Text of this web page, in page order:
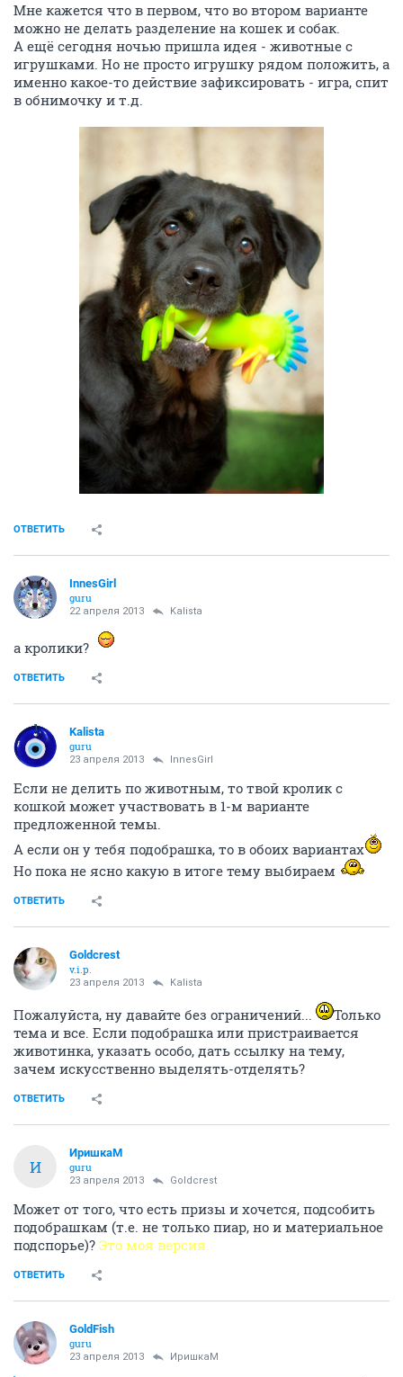
Мне кажется что в первом, что во втором варианте
можно не делать разделение на кошек и собак.
А ещё сегодня ночью пришла идея - животные с
игрушками. Но не просто игрушку рядом положить, а
именно какое-то действие зафиксировать - игра, спит
в обнимочку и т.д.
ОТВЕТИТЬ
InnesGirl
guru
22 апреля 2013 Kalista
а кролики?
ОТВЕТИТЬ
Kalista
guru
23 апреля 2013 InnesGirl
Если не делить по животным, то твой кролик с
кошкой может участвовать в 1-м варианте
предложенной темы.
А если он у тебя подобрашка, то в обоих вариантах
Но пока не ясно какую в итоге тему выбираем
ОТВЕТИТЬ
Goldcrest
v.i.p.
23 апреля 2013 Kalista
Пожалуйста, ну давайте без ограничений...
Только
тема и все. Если подобрашка или пристраивается
животинка, указать особо, дать ссылку на тему,
зачем искусственно выделять-отделять?
ОТВЕТИТЬ
И
ИришкаМ
guru
23 апреля 2013 Goldcrest
Может от того, что есть призы и хочется, подсобить
подобрашкам (т.е. не только пиар, но и материальное
подспорье)? Это моя версия.
ОТВЕТИТЬ
GoldFish
guru
23 апреля 2013 ИришкаМ